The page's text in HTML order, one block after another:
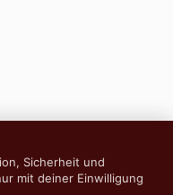
Sicherheit und
mit deiner Einwilligung